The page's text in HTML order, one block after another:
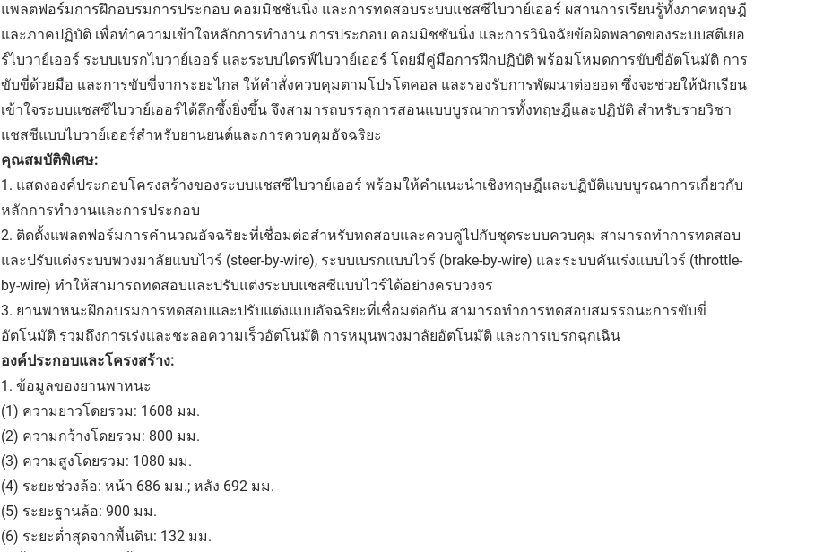
แพลตฟอร์มการฝึกอบรมการประกอบ คอมมิชชันนิ่ง และการทดสอบระบบแชสซีไบวาย์เออร์ ผสานการเรียนรู้ทั้งภาคทฤษฎี
และภาคปฏิบัติ เพื่อทำความเข้าใจหลักการทำงาน การประกอบ คอมมิชชันนิ่ง และการวินิจฉัยข้อผิดพลาดของระบบสตีเยอ
ร์ไบวาย์เออร์ ระบบเบรกไบวาย์เออร์ และระบบไดรฟ์ไบวาย์เออร์ โดยมีคู่มือการฝึกปฏิบัติ พร้อมโหมดการขับขี่อัตโนมัติ การ
ขับขี่ด้วยมือ และการขับขี่จากระยะไกล ให้คำสั่งควบคุมตามโปรโตคอล และรองรับการพัฒนาต่อยอด ซึ่งจะช่วยให้นักเรียน
เข้าใจระบบแชสซีไบวาย์เออร์ได้ลึกซึ้งยิ่งขึ้น จึงสามารถบรรลุการสอนแบบบูรณาการทั้งทฤษฎีและปฏิบัติ สำหรับรายวิชา
แชสซีแบบไบวาย์เออร์สำหรับยานยนต์และการควบคุมอัจฉริยะ
คุณสมบัติพิเศษ:
1. แสดงองค์ประกอบโครงสร้างของระบบแชสซีไบวาย์เออร์ พร้อมให้คำแนะนำเชิงทฤษฎีและปฏิบัติแบบบูรณาการเกี่ยวกับ
หลักการทำงานและการประกอบ
2. ติดตั้งแพลตฟอร์มการคำนวณอัจฉริยะที่เชื่อมต่อสำหรับทดสอบและควบคู่ไปกับชุดระบบควบคุม สามารถทำการทดสอบ
และปรับแต่งระบบพวงมาลัยแบบไวร์ (steer-by-wire), ระบบเบรกแบบไวร์ (brake-by-wire) และระบบคันเร่งแบบไวร์ (throttle-
by-wire) ทำให้สามารถทดสอบและปรับแต่งระบบแชสซีแบบไวร์ได้อย่างครบวงจร
3. ยานพาหนะฝึกอบรมการทดสอบและปรับแต่งแบบอัจฉริยะที่เชื่อมต่อกัน สามารถทำการทดสอบสมรรถนะการขับขี่
อัตโนมัติ รวมถึงการเร่งและชะลอความเร็วอัตโนมัติ การหมุนพวงมาลัยอัตโนมัติ และการเบรกฉุกเฉิน
องค์ประกอบและโครงสร้าง:
1. ข้อมูลของยานพาหนะ
(1) ความยาวโดยรวม: 1608 มม.
(2) ความกว้างโดยรวม: 800 มม.
(3) ความสูงโดยรวม: 1080 มม.
(4) ระยะช่วงล้อ: หน้า 686 มม.; หลัง 692 มม.
(5) ระยะฐานล้อ: 900 มม.
(6) ระยะต่ำสุดจากพื้นดิน: 132 มม.